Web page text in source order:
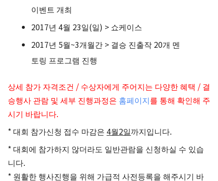
이벤트 개최
2017년 4월 23일(일) > 쇼케이스
2017년 5월~3개월간 > 결승 진출작 20개 멘
토링 프로그램 진행
상세 참가 자격조건 / 수상자에게 주어지는 다양한 혜택 / 결
승행사 관람 및 세부 진행과정은 홈페이지를 통해 확인해 주
시기 바랍니다.
* 대회 참가신청 접수 마감은 4월2일까지입니다.
* 대회에 참가하지 않더라도 일반관람을 신청하실 수 있습
니다.
* 원활한 행사진행을 위해 가급적 사전등록을 해주시기 바